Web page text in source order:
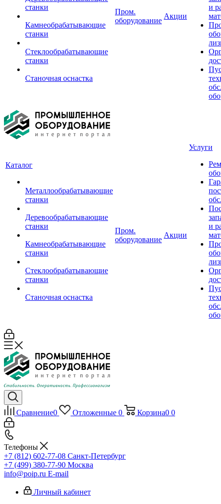
станки
Камнеобрабатывающие
станки
Стеклообрабатывающие
станки
Станочная оснастка
Пром.
оборудование
Акции
и
Каталог
Металлообрабатывающие
станки
Деревообрабатывающие
станки
Камнеобрабатывающие
станки
Стеклообрабатывающие
станки
Станочная оснастка
Пром.
оборудование
Акции
Услуги
и
Сравнение0 Отложенные 0 Корзина0 0
Телефоны
+7 (812) 602-77-08 Санкт-Петербург
+7 (499) 380-77-90 Москва
info@poip.ru E-mail
Личный кабинет